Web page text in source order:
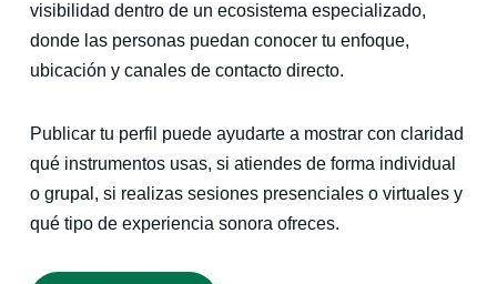
visibilidad dentro de un ecosistema especializado,
donde las personas puedan conocer tu enfoque,
ubicación y canales de contacto directo.
Publicar tu perfil puede ayudarte a mostrar con claridad
qué instrumentos usas, si atiendes de forma individual
o grupal, si realizas sesiones presenciales o virtuales y
qué tipo de experiencia sonora ofreces.